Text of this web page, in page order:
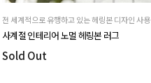
전 세계적으로 유행하고 있는 헤링본 디자인 사용
사계절 인테리어 노멀 헤링본 러그
Sold Out